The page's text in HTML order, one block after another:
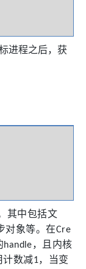
进程之后，获
其中包括文
对象等。在Cre
handle，且内核
计数减1，当变